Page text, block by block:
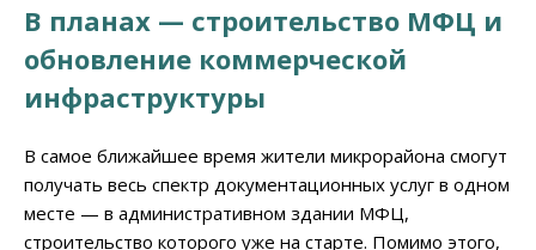
В планах — строительство МФЦ и
обновление коммерческой
инфраструктуры
В самое ближайшее время жители микрорайона смогут
получать весь спектр документационных услуг в одном
месте — в административном здании МФЦ,
строительство которого уже на старте. Помимо этого,